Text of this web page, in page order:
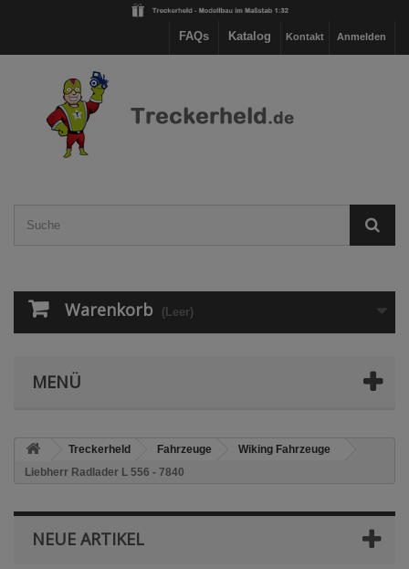
Anmelden
Kontakt
Katalog
FAQs
Warenkorb (Leer)
MENÜ
Treckerheld Fahrzeuge
Wiking Fahrzeuge
Liebherr Radlader L 556 - 7840
NEUE ARTIKEL